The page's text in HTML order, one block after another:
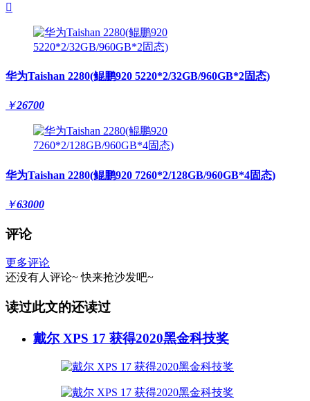

华为Taishan 2280(鲲鹏920 5220*2/32GB/960GB*2固态)
￥26700
华为Taishan 2280(鲲鹏920 7260*2/128GB/960GB*4固态)
￥63000
评论
更多评论
还没有人评论~ 快来抢沙发吧~
读过此文的还读过
戴尔 XPS 17 获得2020黑金科技奖